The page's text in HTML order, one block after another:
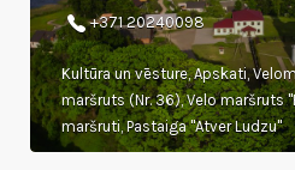
+371 20240098
Kultūra un vēsture, Apskati,
maršruts (Nr. 36), Velo maršruts
maršruti, Pastaiga "Atver Ludzu"